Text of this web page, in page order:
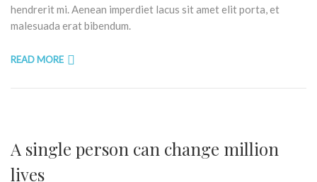
hendrerit mi. Aenean imperdiet lacus sit amet elit porta, et
malesuada erat bibendum.
READ MORE
A single person can change million
lives